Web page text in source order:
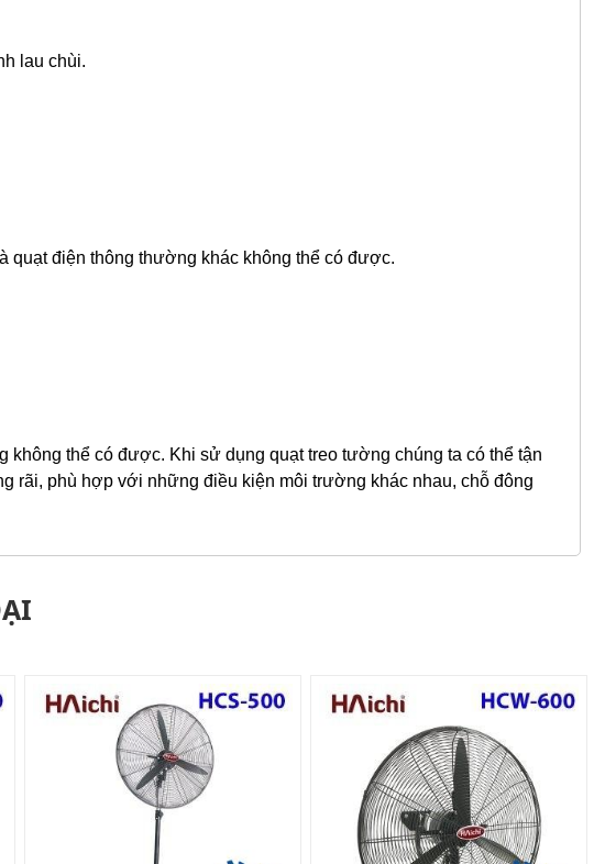
lau chùi.
điện thông thường khác không thể có được.
thể có được. Khi sử dụng quạt treo tường chúng ta có thể tận
rãi, phù hợp với những điều kiện môi trường khác nhau, chỗ đông